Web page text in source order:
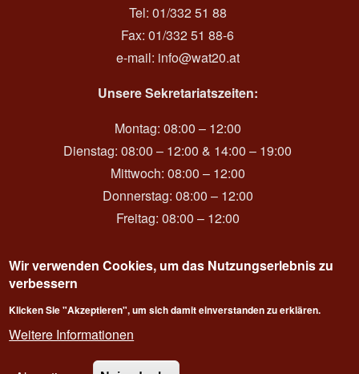
Tel: 01/332 51 88
Fax: 01/332 51 88-6
e-mail: info@wat20.at
Unsere Sekretariatszeiten:
Montag: 08:00 – 12:00
Dienstag: 08:00 – 12:00 & 14:00 – 19:00
Mittwoch: 08:00 – 12:00
Donnerstag: 08:00 – 12:00
Freitag: 08:00 – 12:00
Login
Wir verwenden Cookies, um das Nutzungserlebnis zu
verbessern
Klicken Sie "Akzeptieren", um sich damit einverstanden zu erklären.
Weitere Informationen